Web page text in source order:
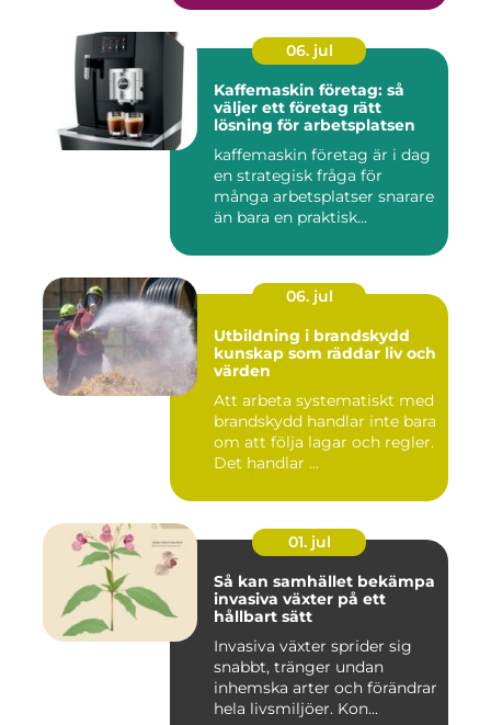
06. jul
Kaffemaskin företag: så
väljer ett företag rätt
lösning för arbetsplatsen
kaffemaskin företag är i dag
en strategisk fråga för
många arbetsplatser snarare
än bara en praktisk...
06. jul
Utbildning i brandskydd
kunskap som räddar liv och
värden
Att arbeta systematiskt med
brandskydd handlar inte bara
om att följa lagar och regler.
Det handlar ...
01. jul
Så kan samhället bekämpa
invasiva växter på ett
hållbart sätt
Invasiva växter sprider sig
snabbt, tränger undan
inhemska arter och förändrar
hela livsmiljöer. Kon...